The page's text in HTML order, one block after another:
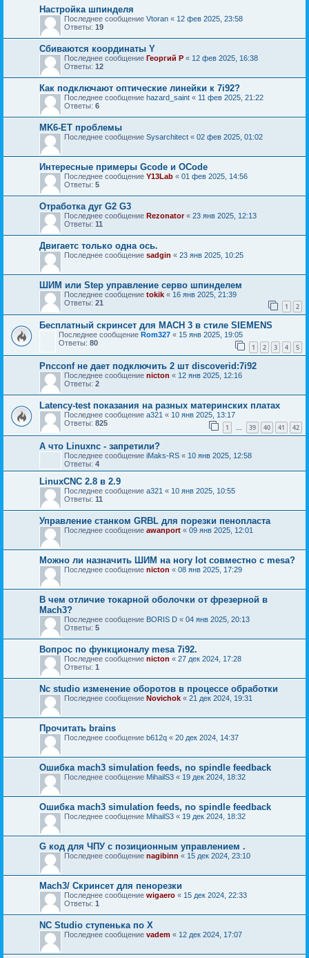
Настройка шпинделя
Последнее сообщение Vtoran « 12 фев 2025, 23:58
Ответы: 19
Сбиваются координаты Y
Последнее сообщение Георгий Р « 12 фев 2025, 16:38
Ответы: 12
Как подключают оптические линейки к 7i92?
Последнее сообщение hazard_saint « 11 фев 2025, 21:22
Ответы: 6
MK6-ET проблемы
Последнее сообщение Sysarchitect « 02 фев 2025, 01:02
Интересные примеры Gcode и OCode
Последнее сообщение Y13Lab « 01 фев 2025, 14:56
Ответы: 5
Отработка дуг G2 G3
Последнее сообщение Rezonator« 23 янв 2025, 12:13
Ответы: 11
Двигаетс только одна ось.
Последнее сообщение sadgin « 23 янв 2025, 10:25
ШИМ или Step управление серво шпинделем
Последнее сообщение tokik « 16 янв 2025, 21:39
Ответы: 21 1 2
Бесплатный скринсет для MACH 3 в стиле SIEMENS
Последнее сообщение Rom327 « 15 янв 2025, 19:05
Ответы: 80 1 2 3 4 5
Pncconf не дает подключить 2 шт discoverid:7i92
Последнее сообщение nicton « 12 янв 2025, 12:16
Ответы: 2
Latency-test показания на разных материнских платах
Последнее сообщение a321 « 10 янв 2025, 13:17
Ответы: 825 1 39 40 41 42
А что Linuxnc - запретили?
Последнее сообщение iMaks-RS « 10 янв 2025, 12:58
Ответы: 4
LinuxCNC 2.8 в 2.9
Последнее сообщение a321 « 10 янв 2025, 10:55
Ответы: 11
Управление станком GRBL для порезки пенопласта
Последнее сообщение awanport « 09 янв 2025, 12:01
Можно ли назначить ШИМ на ногу lot совместно с mesa?
Последнее сообщение nicton « 08 янв 2025, 17:29
В чем отличие токарной оболочки от фрезерной в
Mach3?
Последнее сообщение BORIS D « 04 янв 2025, 20:13
Ответы: 5
Вопрос по функционалу mesa 7i92.
Последнее сообщение nicton « 27 дек 2024, 17:28
Ответы: 1
Nc studio изменение оборотов в процессе обработки
Последнее сообщение Novichok « 21 дек 2024, 19:31
Прочитать brains
Последнее сообщение b612q « 20 дек 2024, 14:37
Ошибка mach3 simulation feeds, no spindle feedback
Последнее сообщение MihailS3 « 19 дек 2024, 18:32
Ошибка mach3 simulation feeds, no spindle feedback
Последнее сообщение MihailS3 « 19 дек 2024, 18:32
G код для ЧПУ с позиционным управлением .
Последнее сообщение nagibinn « 15 дек 2024, 23:10
Mach3/ Скринсет для пенорезки
Последнее сообщение wigaero « 15 дек 2024, 22:33
Ответы: 1
NC Studio ступенька по X
Последнее сообщение vadem « 12 дек 2024, 17:07